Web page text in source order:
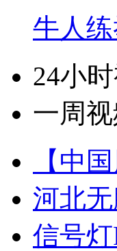
牛人
24小
一周
【中
河北
信号